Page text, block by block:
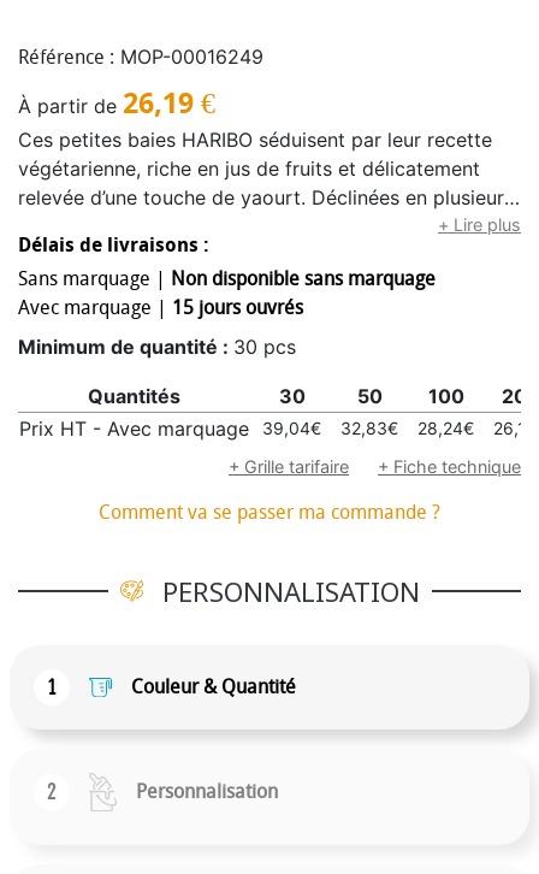
Référence : MOP-00016249
À partir de 26,19 €
Ces petites baies HARIBO séduisent par leur recette
végétarienne, riche en jus de fruits et délicatement
relevée d’une touche de yaourt. Déclinées en plusieurs
saveurs fruitées, elles se distinguent par une teneur en
jus de fruits de 10 %, pour une expérience gourmande
et rafraîchissante. Durée de conservation : 9 mois dans
des conditions de stockage appropriées.
+ Lire plus
Délais de livraisons :
Sans marquage | Non disponible sans marquage
Avec marquage | 15 jours ouvrés
Minimum de quantité : 30 pcs
Quantités 30 50 100
200
Prix HT - Avec marquage
39,04€ 32,83€ 28,24€
+ Grille tarifaire
+ Fiche technique
Comment va se passer ma commande ?
PERSONNALISATION
1 Couleur & Quantité
2 Personnalisation